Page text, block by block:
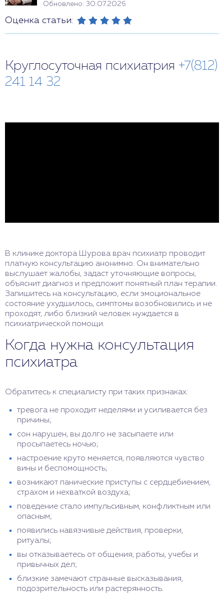
Обновлено: 30.07.2026
Оценка статьи:
Круглосуточная психиатрия +7(812)
241 14 32
В клинике доктора Шурова врач психиатр проводит
платную консультацию анонимно. Он внимательно
выслушает жалобы, задаст уточняющие вопросы,
объяснит диагноз и предложит понятный план терапии.
Запишитесь на консультацию, если эмоциональное
состояние ухудшилось, симптомы возобновились и не
проходят, либо близкий человек нуждается в
психиатрической помощи.
Когда нужна консультация
психиатра
Обратитесь к специалисту при таких признаках:
тревога не проходит неделями и усиливается без
причины;
сон нарушен, вы долго не засыпаете или
просыпаетесь ночью;
настроение круто меняется, появляются чувство
вины и беспомощность;
возникают панические приступы с сердцебиением,
страхом и нехваткой воздуха;
поведение стало импульсивным, конфликтным или
опасным;
появились навязчивые действия, проверки,
ритуалы;
вы отказываетесь от общения, работы, учебы и
привычных дел;
близкие замечают странные высказывания,
подозрительность или растерянность.